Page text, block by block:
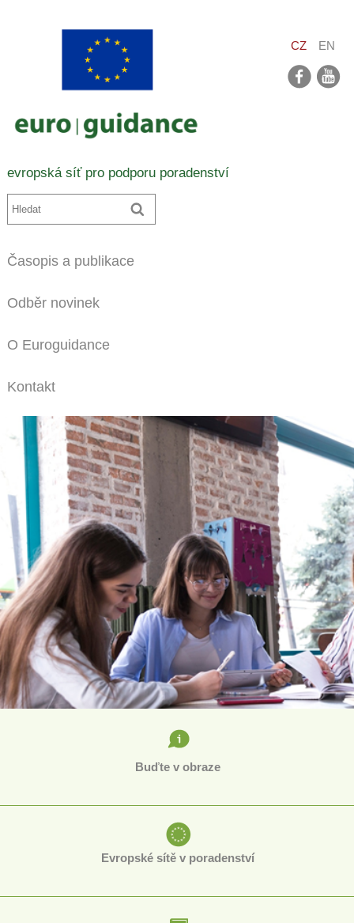
evropská síť pro podporu poradenství
CZ EN
Časopis a publikace
Odběr novinek
O Euroguidance
Kontakt
Buďte v obraze
Evropské sítě v poradenství